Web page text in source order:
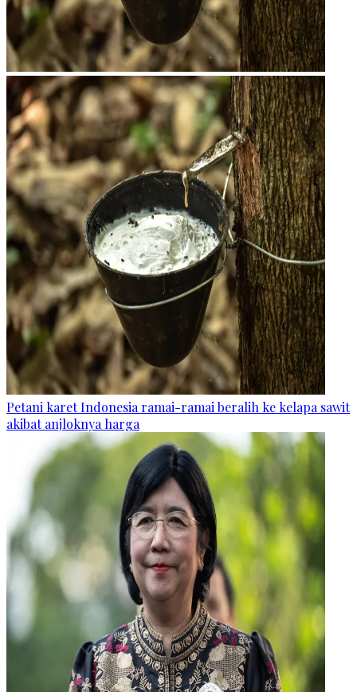
Petani karet Indonesia ramai-ramai beralih ke kelapa sawit
akibat anjloknya harga